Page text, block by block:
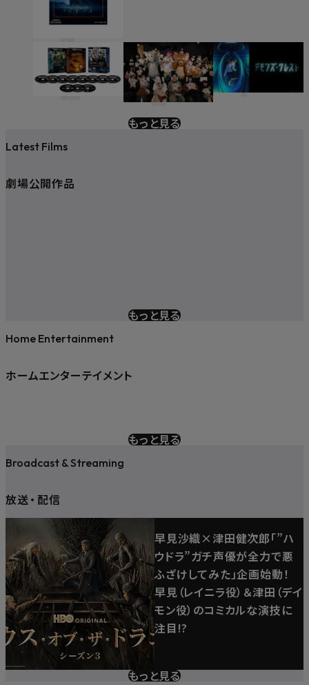
もっと見る
Latest Films
劇場公開作品
もっと見る
Home Entertainment
ホームエンターテイメント
もっと見る
Broadcast & Streaming
放送・ 配信
早見沙織×津田健次郎「”ハ
ウドラ”ガチ声優が全力で悪
ふざけしてみた」企画始動！
早見（レイニラ役）＆津田（デイ
モン役）のコミカルな演技に
注目!?
もっと見る